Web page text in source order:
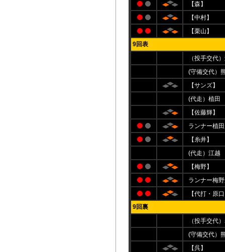
【森】
【中村】
【栗山】
9回表
（投手交
(守備交代）
【サンズ】
(代走）植田
【佐藤輝】
ランナー植
【糸井】
(代走）江越
【梅野】
ランナー梅
【代打・原
9回裏
（投手交
(守備交代）
【呉】